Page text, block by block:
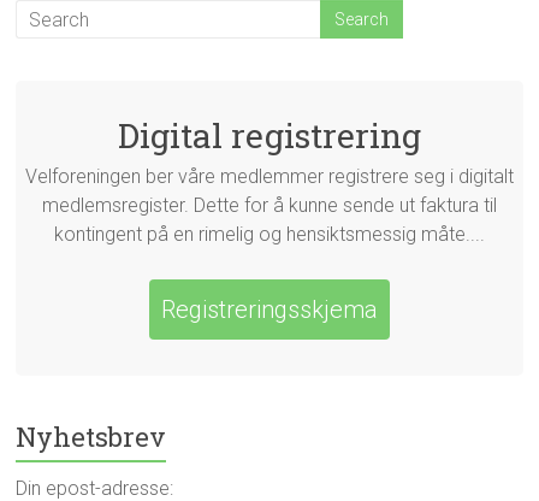
Digital registrering
Velforeningen ber våre medlemmer registrere seg i digitalt
medlemsregister. Dette for å kunne sende ut faktura til
kontingent på en rimelig og hensiktsmessig måte....
Registreringsskjema
Nyhetsbrev
Din epost-adresse: